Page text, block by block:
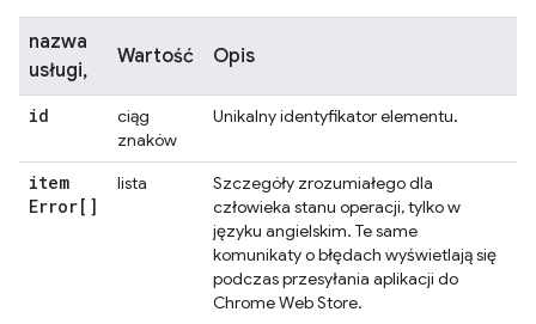
nazwa
usługi,
Wartość Opis
id
ciąg
znaków
Unikalny identyfikator elementu.
item
Error[]
lista
Szczegóły zrozumiałego dla
człowieka stanu operacji, tylko w
języku angielskim. Te same
komunikaty o błędach wyświetlają się
podczas przesyłania aplikacji do
Chrome Web Store.